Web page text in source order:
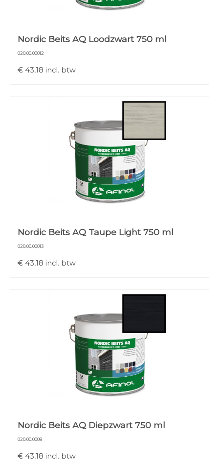
Nordic Beits AQ Loodzwart 750 ml
020.00.00012
€ 43,18 incl. btw
Nordic Beits AQ Taupe Light 750 ml
020.00.00013
€ 43,18 incl. btw
Nordic Beits AQ Diepzwart 750 ml
020.00.0008
€ 43,18 incl. btw